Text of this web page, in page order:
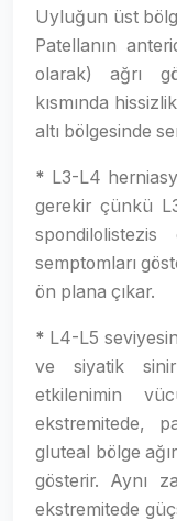
Uyluğun üst
Patellanın
olarak) ağrı
kısmında
altı bölgesinde
* L3-L4
gerekir çünkü
spondilolistezis
semptomları
ön plana çıkar.
* L4-L5
ve siyatik
etkilenimin
ekstremitede,
gluteal bölge
gösterir. Aynı
ekstremitede